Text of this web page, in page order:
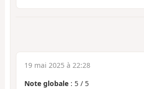
19 mai 2025 à 22:28
Note globale : 5 / 5